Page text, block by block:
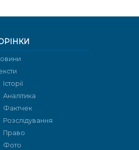
Історії
Аналітика
Фактчек
Розслідування
Право
Фото